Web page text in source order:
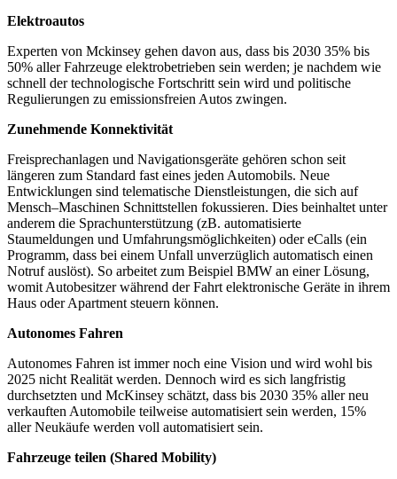
Elektroautos
Experten von Mckinsey gehen davon aus, dass bis 2030 35% bis
50% aller Fahrzeuge elektrobetrieben sein werden; je nachdem wie
schnell der technologische Fortschritt sein wird und politische
Regulierungen zu emissionsfreien Autos zwingen.
Zunehmende Konnektivität
Freisprechanlagen und Navigationsgeräte gehören schon seit
längeren zum Standard fast eines jeden Automobils. Neue
Entwicklungen sind telematische Dienstleistungen, die sich auf
Mensch–Maschinen Schnittstellen fokussieren. Dies beinhaltet unter
anderem die Sprachunterstützung (zB. automatisierte
Staumeldungen und Umfahrungsmöglichkeiten) oder eCalls (ein
Programm, dass bei einem Unfall unverzüglich automatisch einen
Notruf auslöst). So arbeitet zum Beispiel BMW an einer Lösung,
womit Autobesitzer während der Fahrt elektronische Geräte in ihrem
Haus oder Apartment steuern können.
Autonomes Fahren
Autonomes Fahren ist immer noch eine Vision und wird wohl bis
2025 nicht Realität werden. Dennoch wird es sich langfristig
durchsetzten und McKinsey schätzt, dass bis 2030 35% aller neu
verkauften Automobile teilweise automatisiert sein werden, 15%
aller Neukäufe werden voll automatisiert sein.
Fahrzeuge teilen (Shared Mobility)